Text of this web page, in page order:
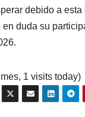
debido a
duda su
1 visits today)